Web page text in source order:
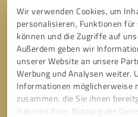
Wir verwenden Cookies, um
personalisieren, Funktionen
können und die Zugriffe auf
Außerdem geben wir
unserer Website an unsere
Werbung und Analysen weiter.
Informationen möglicherweise
zusammen, die Sie ihnen
Rahmen Ihrer Nutzung der